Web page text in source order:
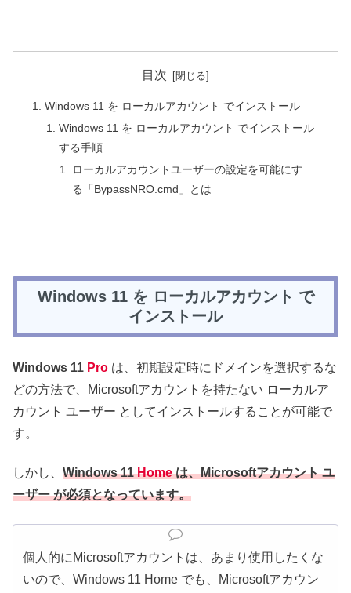
目次
Windows 11 を ローカルアカウント でインストール
Windows 11 を ローカルアカウント でインストール
する手順
ローカルアカウントユーザーの設定を可能にす
る「BypassNRO.cmd」とは
Windows 11 を ローカルアカウント で
インストール
Windows 11 Pro は、初期設定時にドメインを選択するな
どの方法で、Microsoftアカウントを持たない ローカルア
カウント ユーザー としてインストールすることが可能で
す。
しかし、 Windows 11Homeは、Microsoftアカウント ユ
ーザー が必須となっています。
個人的にMicrosoftアカウントは、あまり使用したくな
いので、Windows 11 Home でも、Microsoftアカウン